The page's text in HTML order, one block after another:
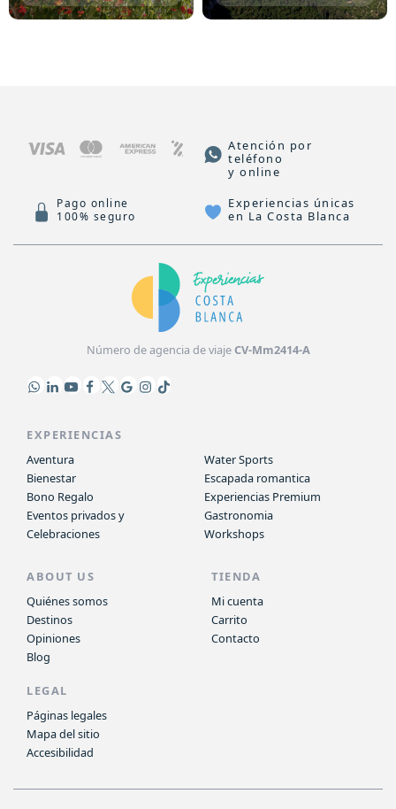
Atención por
teléfono
y online
Pago online
100% seguro
Experiencias únicas
en La Costa Blanca
Número de agencia de viajeCV-Mm2414-A
EXPERIENCIAS
Aventura
Bienestar
Bono Regalo
Eventos privados y
Celebraciones
Water Sports
Escapada romantica
Experiencias Premium
Gastronomia
Workshops
ABOUT US
Quiénes somos
Destinos
Opiniones
Blog
TIENDA
Mi cuenta
Carrito
Contacto
LEGAL
Páginas legales
Mapa del sitio
Accesibilidad